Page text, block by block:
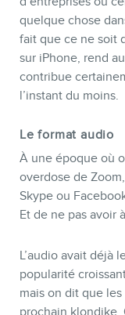
quelque chose
fait que ce ne soit
sur iPhone, rend
contribue
l’instant du moins.
Le format audio
À une époque où
overdose de
Skype ou
Et de ne pas avoir
L’audio avait déjà
popularité
mais on dit que
prochain klondike.